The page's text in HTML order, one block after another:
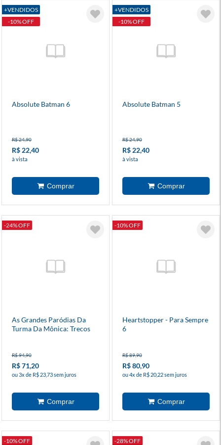
+VENDIDOS
-10% OFF
Absolute Batman 6
R$ 24,90
R$ 22,40
à vista
+VENDIDOS
-10% OFF
Absolute Batman 5
R$ 24,90
R$ 22,40
à vista
-24% OFF
As Grandes Paródias Da
Turma Da Mônica: Trecos
R$ 94,90
R$ 71,20
ou 3x de R$ 23,73 sem juros
-10% OFF
Heartstopper - Para Sempre
6
R$ 89,90
R$ 80,90
ou 4x de R$ 20,22 sem juros
-10% OFF -28% OFF